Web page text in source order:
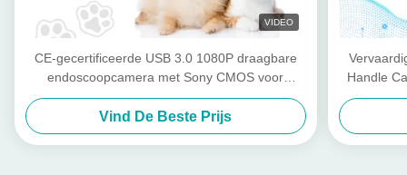
VIDEO
CE-gecertificeerde USB 3.0 1080P draagbare
endoscoopcamera met Sony CMOS voor
huisdierinspectie
Vind De Beste Prijs
Handle